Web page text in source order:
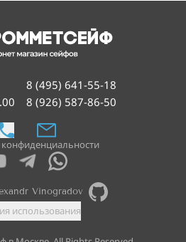
8 (495) 641-55-18
8 (926) 587-86-50
использования
Vinogradov